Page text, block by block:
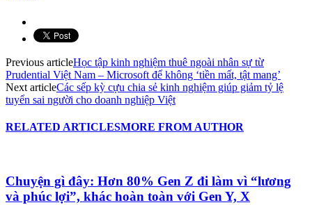
Previous articleHọc tập kinh nghiệm thuê ngoài nhân sự từ
Prudential Việt Nam – Microsoft để không ‘tiền mất, tật mang’
Next articleCác sếp kỳ cựu chia sẻ kinh nghiệm giúp giảm tỷ lệ
tuyển sai người cho doanh nghiệp Việt
RELATED ARTICLESMORE FROM AUTHOR
Chuyện gì đây: Hơn 80% Gen Z đi làm vì “lương
và phúc lợi”, khác hoàn toàn với Gen Y, X